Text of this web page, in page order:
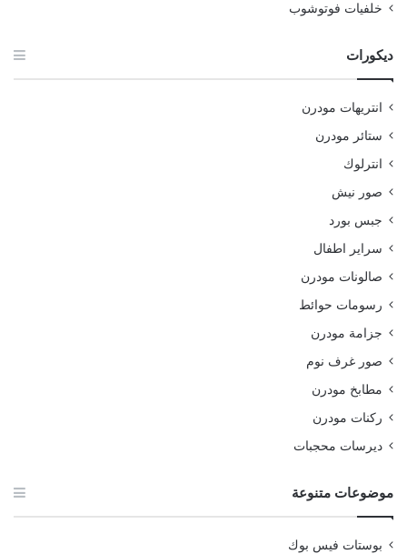
خلفيات فوتوشوب
ديكورات
انتريهات مودرن
ستائر مودرن
انترلوك
صور نيش
جبس بورد
سراير اطفال
صالونات مودرن
رسومات حوائط
جزامة مودرن
صور غرف نوم
مطابخ مودرن
ركنات مودرن
ديرسات محجبات
موضوعات متنوعة
بوستات فيس بوك